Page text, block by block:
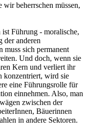
beherrschen müssen,
Führung - moralische,
der anderen
muss sich permanent
Und doch, wenn sie
Kern und verliert ihr
konzentriert, wird sie
eine Führungsrolle für
einnehmen. Also, man
zwischen der
Bäuerinnen
in andere Sektoren.